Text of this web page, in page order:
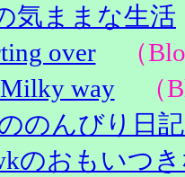
気ままな生活
over（
Milky way（
のんびり日
のおもいつ